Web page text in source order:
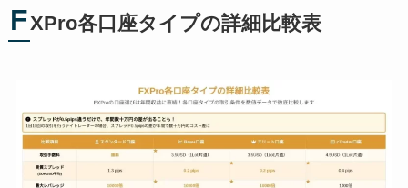
FXPro各口座タイプの詳細比較表